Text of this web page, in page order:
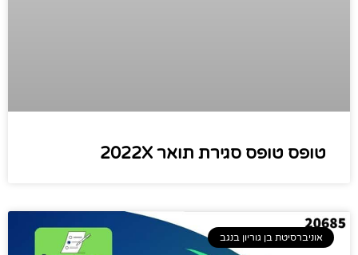
טופס ​טופס סגירת תואר 2022X
אוניברסיטת בן גוריון בנגב